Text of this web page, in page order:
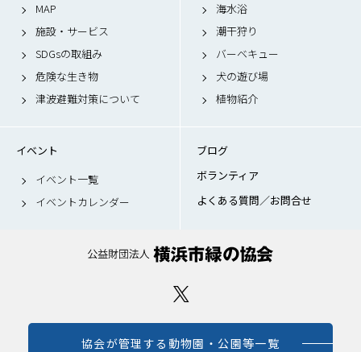
MAP
施設・サービス
SDGsの取組み
危険な生き物
津波避難対策について
海水浴
潮干狩り
バーベキュー
犬の遊び場
植物紹介
イベント
イベント一覧
イベントカレンダー
ブログ
ボランティア
よくある質問／お問合せ
協会が管理する動物園・公園等一覧